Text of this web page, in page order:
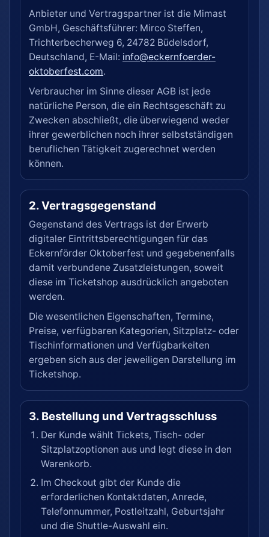
Anbieter und Vertragspartner ist die Mimast
GmbH, Geschäftsführer: Mirco Steffen,
Trichterbecherweg 6, 24782 Büdelsdorf,
Deutschland, E-Mail: info@eckernfoerder-
oktoberfest.com.
Verbraucher im Sinne dieser AGB ist jede
natürliche Person, die ein Rechtsgeschäft zu
Zwecken abschließt, die überwiegend weder
ihrer gewerblichen noch ihrer selbstständigen
beruflichen Tätigkeit zugerechnet werden
können.
2. Vertragsgegenstand
Gegenstand des Vertrags ist der Erwerb
digitaler Eintrittsberechtigungen für das
Eckernförder Oktoberfest und gegebenenfalls
damit verbundene Zusatzleistungen, soweit
diese im Ticketshop ausdrücklich angeboten
werden.
Die wesentlichen Eigenschaften, Termine,
Preise, verfügbaren Kategorien, Sitzplatz- oder
Tischinformationen und Verfügbarkeiten
ergeben sich aus der jeweiligen Darstellung im
Ticketshop.
3. Bestellung und Vertragsschluss
Der Kunde wählt Tickets, Tisch- oder
Sitzplatzoptionen aus und legt diese in den
Warenkorb.
Im Checkout gibt der Kunde die
erforderlichen Kontaktdaten, Anrede,
Telefonnummer, Postleitzahl, Geburtsjahr
und die Shuttle-Auswahl ein.